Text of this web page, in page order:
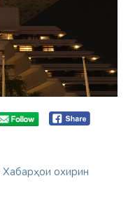
Хабарҳои охирин